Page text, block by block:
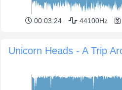
00:03:24 44100Hz